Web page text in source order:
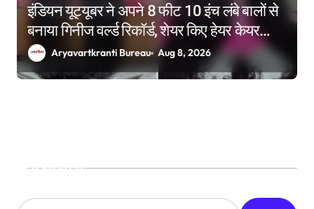
इंडियन यूट्यूबर ने अपने 8 फीट 10 इंच लंबे बालों से
बनाया गिनीज वर्ल्ड रिकॉर्ड, शेयर किए हेयर केयर
टिप्सAryavartkranti Bureau Aug 8, 2026
Search